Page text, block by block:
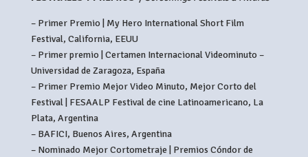
– Primer Premio | My Hero International Short Film
Festival, California, EEUU
– Primer premio | Certamen Internacional Videominuto –
Universidad de Zaragoza, España
– Primer Premio Mejor Video Minuto, Mejor Corto del
Festival | FESAALP Festival de cine Latinoamericano, La
Plata, Argentina
– BAFICI, Buenos Aires, Argentina
– Nominado Mejor Cortometraje | Premios Cóndor de